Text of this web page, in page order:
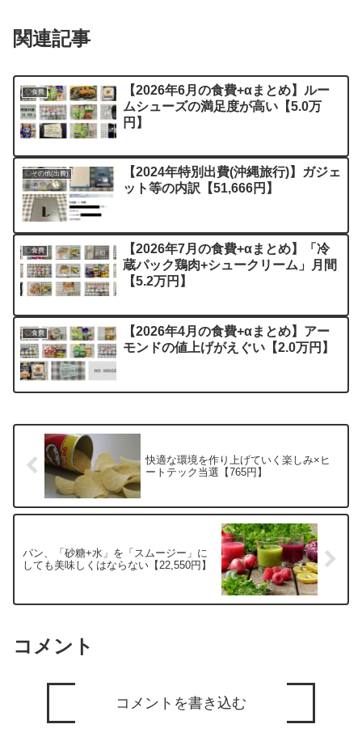
関連記事
〇食費
【2026年6月の食費+αまとめ】ルー
ムシューズの満足度が高い【5.0万
円】
〇その他(出費)
【2024年特別出費(沖縄旅行)】ガジェ
ット等の内訳【51,666円】
〇食費
【2026年7月の食費+αまとめ】「冷
蔵パック鶏肉+シュークリーム」月間
【5.2万円】
〇食費
【2026年4月の食費+αまとめ】アー
モンドの値上げがえぐい【2.0万円】
快適な環境を作り上げていく楽しみ×ヒ
ートテック当選【765円】
パン、「砂糖+水」を「スムージー」に
しても美味しくはならない【22,550円】
コメント
コメントを書き込む